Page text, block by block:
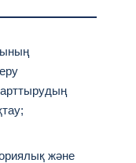
арттырудың
және